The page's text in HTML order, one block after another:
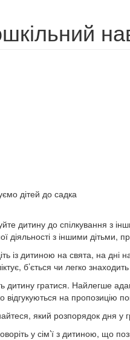
дітей до садка
дитину до спілкування з
діяльності з іншими дітьми,
із дитиною на свята, на дні
б’ється чи легко
дитину гратися. Найлегше
відгукуються на пропозицію
який розпорядок дня у
у сім’ї з дитиною, що